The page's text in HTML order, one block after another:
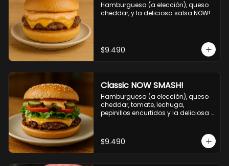
Hamburguesa (a elección), queso
cheddar, y la deliciosa salsa NOW!
$9.490
Classic NOW SMASH!
Hamburguesa (a elección), queso
cheddar, tomate, lechuga,
pepinillos encurtidos y la deliciosa
$9.490